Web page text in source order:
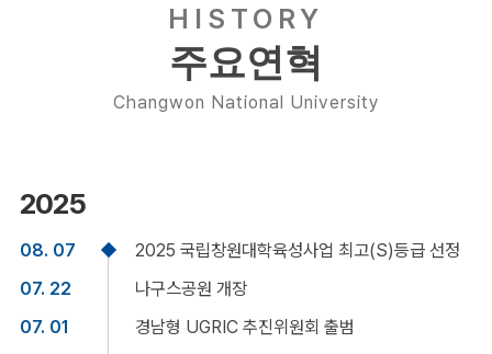
HISTORY
주요연혁
Changwon National University
2025
08. 07
2025 국립창원대학육성사업 최고(S)등급 선정
07. 22
나구스공원 개장
07. 01
경남형 UGRIC 추진위원회 출범